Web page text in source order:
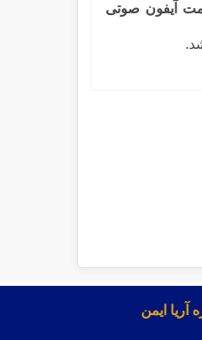
آیفون صوتی
آریا ایمن